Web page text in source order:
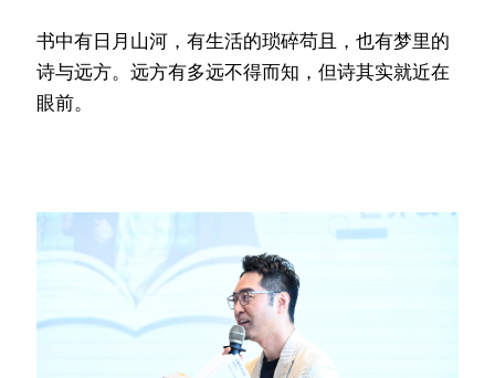
书中有日月山河，有生活的琐碎苟且，也有梦里的
诗与远方。远方有多远不得而知，但诗其实就近在
眼前。